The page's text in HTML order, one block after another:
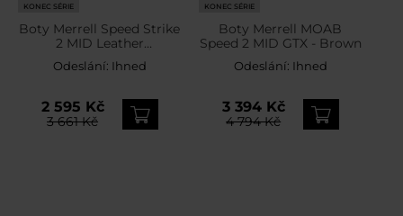
KONEC SÉRIE
Boty Merrell Speed Strike
2 MID Leather
Waterproof - Black
Odeslání: Ihned
2 595 Kč
3 661 Kč
KONEC SÉRIE
Boty Merrell MOAB
Speed 2 MID GTX - Brown
Odeslání: Ihned
3 394 Kč
4 794 Kč